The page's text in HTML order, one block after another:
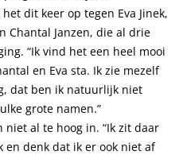
dit keer op tegen Eva Jinek,
Chantal Janzen, die al drie
“Ik vind het een heel mooi
en Eva sta. Ik zie mezelf
dat ben ik natuurlijk niet
grote namen.”
al te hoog in. “Ik zit daar
en denk dat ik er ook niet af